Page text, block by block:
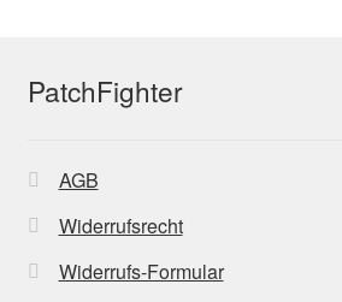
PatchFighter
AGB
Widerrufsrecht
Widerrufs-Formular